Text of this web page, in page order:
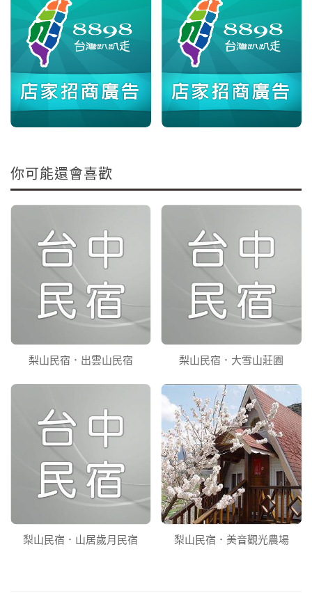
你可能還會喜歡
梨山民宿．出雲山民宿 梨山民宿．大雪山莊園
梨山民宿．山居歲月民宿 梨山民宿．美音觀光農場